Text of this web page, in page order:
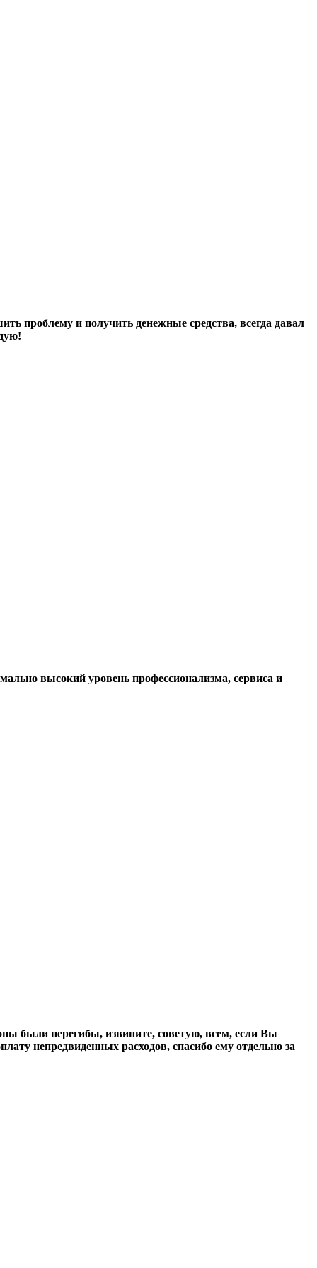
проблему и получить денежные средства, всегда давал
высокий уровень профессионализма, сервиса и
были перегибы, извините, советую, всем, если Вы
непредвиденных расходов, спасибо ему отдельно за